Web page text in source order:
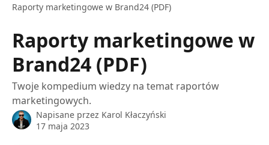
Raporty marketingowe w Brand24 (PDF)
Raporty marketingowe w
Brand24 (PDF)
Twoje kompedium wiedzy na temat raportów
marketingowych.
Napisane przez Karol Kłaczyński
17 maja 2023